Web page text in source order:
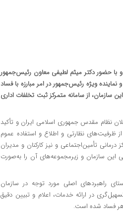
و با حضور دکتر میثم لطیفی معاون رئیس‌جمهور
ویژه رئیس‌جمهور در امر مبارزه با فساد
از سامانه متمرکز ثبت تخلفات اداری
نظام مقدس جمهوری اسلامی ایران و تأکید
ظرفیت‌های نظارتی و اطلاع و استفاده عموم
تأمین‌اجتماعی و نیز کارکنان و مدیران
این سازمان و زیرمجموعه‌های آن را به‌صورت
راهبردهای اصلی مورد توجه در سازمان
در ارائه خدمات، اعلام و تبیین دقیق
فساد شده است.